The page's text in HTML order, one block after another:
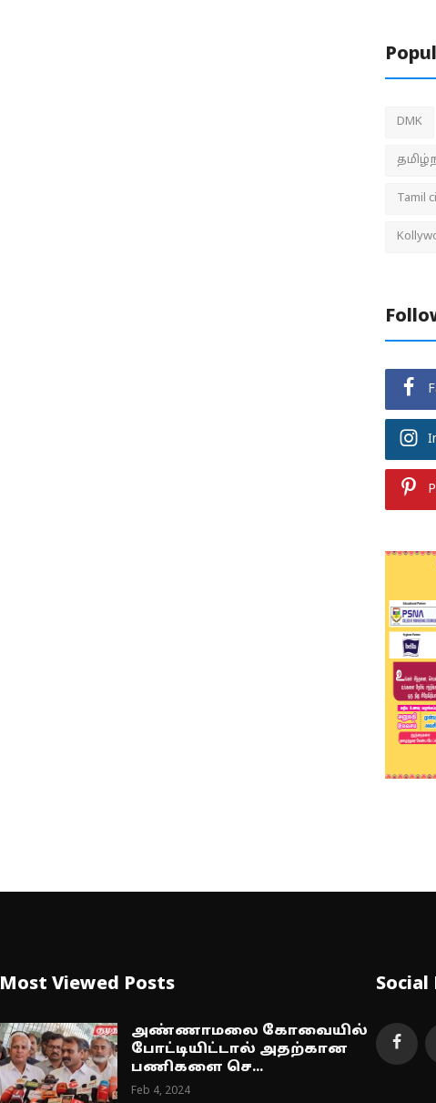
DMK
Tamil
Most Viewed Posts
அண்ணாமலை கோவையில்
போட்டியிட்டால் அதற்கான
பணிகளை செ...
Feb 4, 2024
Social